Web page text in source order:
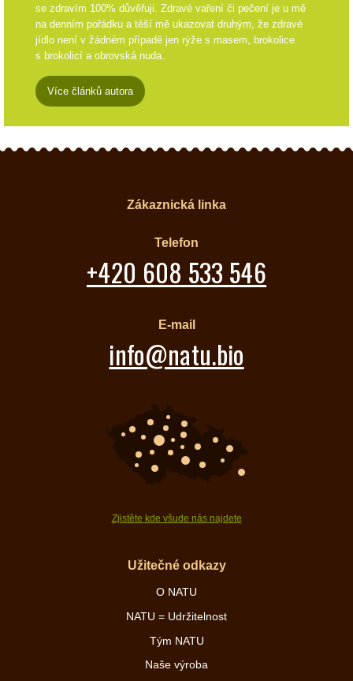
se zdravím 100% důvěřuji. Zdravé vaření či pečení je u mě
na denním pořádku a těší mě ukazovat druhým, že zdravé
jídlo není v žádném případě jen rýže s masem, brokolice
s brokolicí a obrovská nuda.
Více článků autora
Zákaznická linka
Telefon
+420 608 533 546
E-mail
info@natu.bio
Zjistěte kde všude nás najdete
Užitečné odkazy
O NATU
NATU = Udržitelnost
Tým NATU
Naše výroba